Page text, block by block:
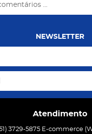
...
NEWSLETTER
Atendimento
3729-5875 E-commerce